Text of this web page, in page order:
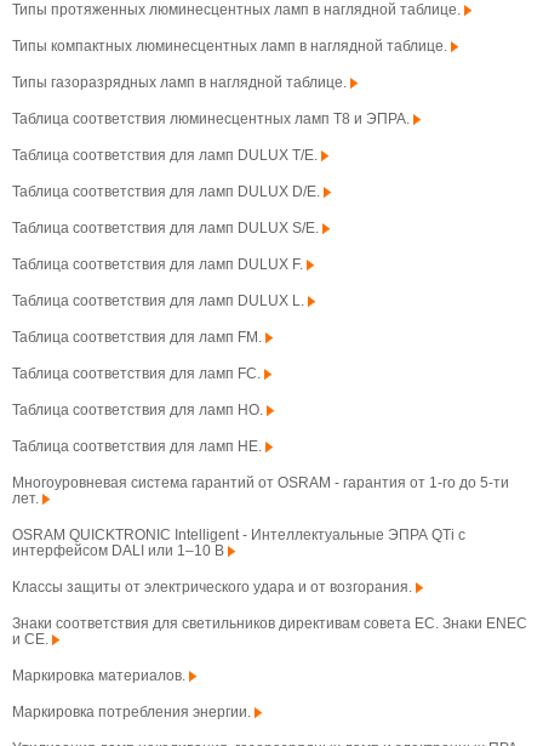
Типы протяженных люминесцентных ламп в наглядной таблице.
Типы компактных люминесцентных ламп в наглядной таблице.
Типы газоразрядных ламп в наглядной таблице.
Таблица соответствия люминесцентных ламп T8 и ЭПРА.
Таблица соответствия для ламп DULUX T/E.
Таблица соответствия для ламп DULUX D/E.
Таблица соответствия для ламп DULUX S/E.
Таблица соответствия для ламп DULUX F.
Таблица соответствия для ламп DULUX L.
Таблица соответствия для ламп FM.
Таблица соответствия для ламп FC.
Таблица соответствия для ламп HO.
Таблица соответствия для ламп HE.
Многоуровневая система гарантий от OSRAM - гарантия от 1-го до 5-ти
лет.
OSRAM QUICKTRONIC Intelligent - Интеллектуальные ЭПРА QTi с
интерфейсом DALI или 1–10 В
Классы защиты от электрического удара и от возгорания.
Знаки соответствия для светильников директивам совета ЕС. Знаки ENEC
и CE.
Маркировка материалов.
Маркировка потребления энергии.